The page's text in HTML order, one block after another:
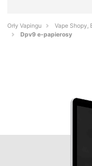
Orły Vapingu
Vape Shopy,
Dpv9 e-papierosy